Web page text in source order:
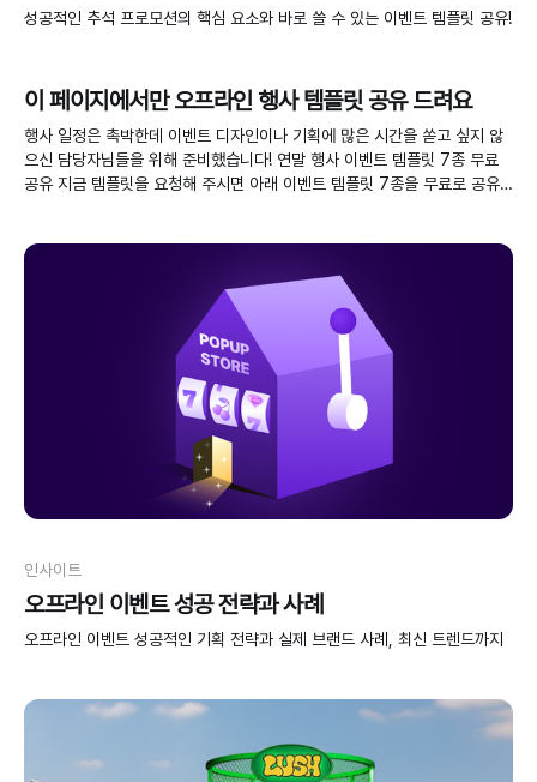
성공적인 추석 프로모션의 핵심 요소와 바로 쓸 수 있는 이벤트 템플릿 공유!
이 페이지에서만 오프라인 행사 템플릿 공유 드려요
행사 일정은 촉박한데 이벤트 디자인이나 기획에 많은 시간을 쏟고 싶지 않
으신 담당자님들을 위해 준비했습니다! 연말 행사 이벤트 템플릿 7종 무료
공유 지금 템플릿을 요청해 주시면 아래 이벤트 템플릿 7종을 무료로 공유
인사이트
오프라인 이벤트 성공 전략과 사례
오프라인 이벤트 성공적인 기획 전략과 실제 브랜드 사례, 최신 트렌드까지